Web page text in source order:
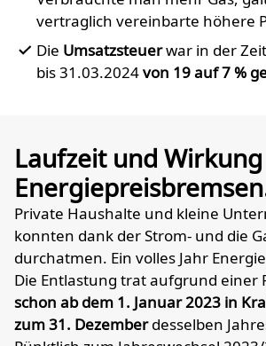
vertraglich vereinbarte höhere
Die Umsatzsteuerwar in der
bis 31.03.2024von 19 auf 7 %
Laufzeit und
Private Haushalte und kleine
konnten dank der Strom- und die
durchatmen. Ein volles Jahr
Die Entlastung trat aufgrund einer
schon ab dem 1. Januar 2023 in
zum 31. Dezemberdesselben